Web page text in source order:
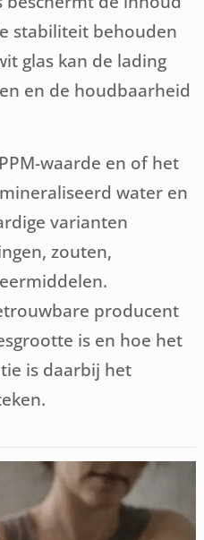
stabiliteit behouden
glas kan de lading
en de houdbaarheid
waarde en of het
water en
varianten
zouten,
producent
is en hoe het
is daarbij het